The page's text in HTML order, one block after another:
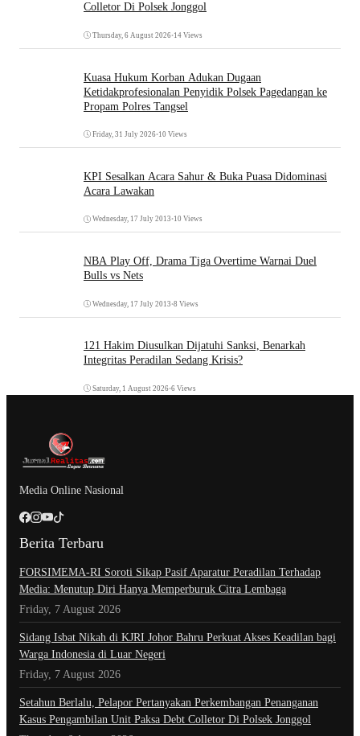
Colletor Di Polsek Jonggol
Thursday, 6 August 2026•14 Views
Kuasa Hukum Korban Adukan Dugaan
Ketidakprofesionalan Penyidik Polsek Pagedangan ke
Propam Polres Tangsel
Friday, 31 July 2026•10 Views
KPI Sesalkan Acara Sahur & Buka Puasa Didominasi
Acara Lawakan
Wednesday, 17 July 2013 •10 Views
NBA Play Off, Drama Tiga Overtime Warnai Duel
Bulls vs Nets
Wednesday, 17 July 2013 •8 Views
121 Hakim Diusulkan Dijatuhi Sanksi, Benarkah
Integritas Peradilan Sedang Krisis?
Saturday, 1 August 2026•6 Views
Media Online Nasional
Berita Terbaru
​FORSIMEMA-RI Soroti Sikap Pasif Aparatur Peradilan Terhadap
Media: Menutup Diri Hanya Memperburuk Citra Lembaga
Friday, 7 August 2026
Sidang Isbat Nikah di KJRI Johor Bahru Perkuat Akses Keadilan bagi
Warga Indonesia di Luar Negeri
Friday, 7 August 2026
Setahun Berlalu, Pelapor Pertanyakan Perkembangan Penanganan
Kasus Pengambilan Unit Paksa Debt Colletor Di Polsek Jonggol